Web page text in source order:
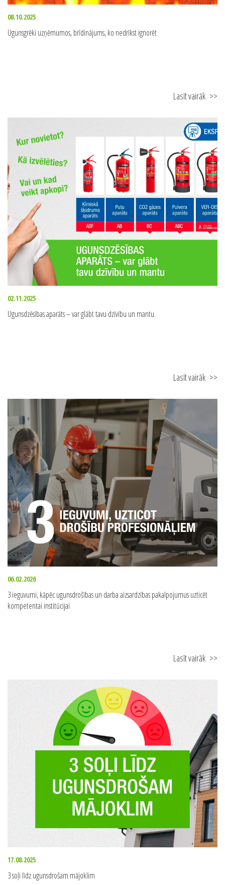
08.10.2025
Ugunsgrēki uzņēmumos, brīdinājums, ko nedrīkst ignorēt
Lasīt vairāk >>
02.11.2025
Ugunsdzēsības aparāts – var glābt tavu dzīvību un mantu
Lasīt vairāk >>
06.02.2026
3 ieguvumi, kāpēc ugunsdrošības un darba aizsardzības pakalpojumus uzticēt
kompetentai institūcijai
Lasīt vairāk >>
17.08.2025
3 soļi līdz ugunsdrošam mājoklim